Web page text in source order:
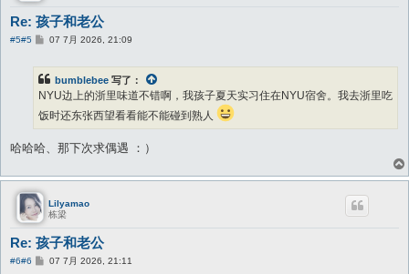
Re: 孩子和老公
#5#5
帖
07 7月 2026, 21:09
bumblebee 写了：
NYU边上的浙里味道不错啊，我孩子夏天实习住在NYU宿舍。我去浙里吃
饭时还东张西望看看能不能碰到熟人
哈哈哈、那下次求偶遇 ：）
Lilyamao
栋梁
Re: 孩子和老公
#6#6
帖
07 7月 2026, 21:11